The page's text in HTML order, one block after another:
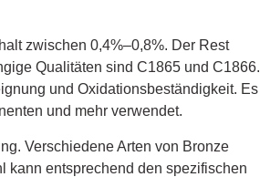
zwischen 0,4%–0,8%. Der Rest
Qualitäten sind C1865 und C1866.
und Oxidationsbeständigkeit. Es
und mehr verwendet.
Verschiedene Arten von Bronze
kann entsprechend den spezifischen